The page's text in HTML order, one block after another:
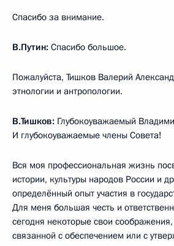
Спасибо за внимание.
В.Путин: Спасибо большое.
Пожалуйста, Тишков Валерий
этнологии и антропологии.
В.Тишков: Глубокоуважаемый
И глубокоуважаемые члены Совета!
Вся моя профессиональная жизнь
истории, культуры народов России и
определённый опыт участия в
Для меня большая честь и
сегодня некоторые свои
связанной с обеспечением или с